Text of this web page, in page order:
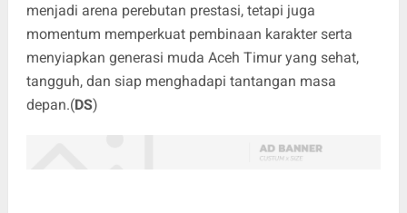
menjadi arena perebutan prestasi, tetapi juga
momentum memperkuat pembinaan karakter serta
menyiapkan generasi muda Aceh Timur yang sehat,
tangguh, dan siap menghadapi tantangan masa
depan.(DS)